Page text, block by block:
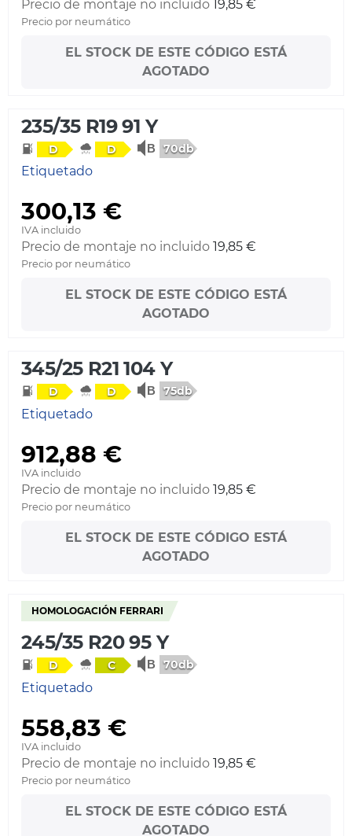
Precio de montaje no incluido 19,85 €
Precio por neumático
EL STOCK DE ESTE CÓDIGO ESTÁ
AGOTADO
235/35 R19 91 Y
D D 70db
Etiquetado
300,13 €
IVA incluido
Precio de montaje no incluido 19,85 €
Precio por neumático
EL STOCK DE ESTE CÓDIGO ESTÁ
AGOTADO
345/25 R21 104 Y
D D 75db
Etiquetado
912,88 €
IVA incluido
Precio de montaje no incluido 19,85 €
Precio por neumático
EL STOCK DE ESTE CÓDIGO ESTÁ
AGOTADO
HOMOLOGACIÓN FERRARI
245/35 R20 95 Y
D C 70db
Etiquetado
558,83 €
IVA incluido
Precio de montaje no incluido 19,85 €
Precio por neumático
EL STOCK DE ESTE CÓDIGO ESTÁ
AGOTADO